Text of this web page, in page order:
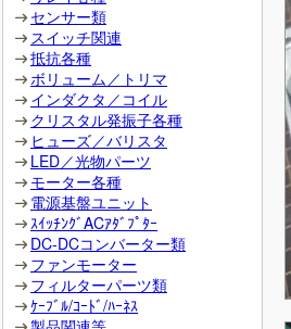
センサー類
スイッチ関連
抵抗各種
ボリューム／トリマ
インダクタ／コイル
クリスタル発振子各種
ヒューズ／バリスタ
LED／光物パーツ
モーター各種
電源基盤ユニット
ｽｲｯﾁﾝｸﾞACｱﾀﾞﾌﾟﾀｰ
DC-DCコンバーター類
ファンモーター
フィルターパーツ類
ｹｰﾌﾞﾙ/ｺｰﾄﾞ/ﾊｰﾈｽ